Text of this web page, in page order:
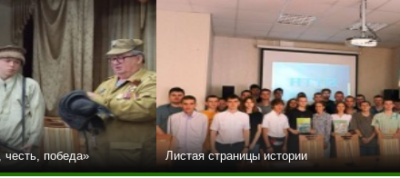
честь, победа» Листая страницы истории